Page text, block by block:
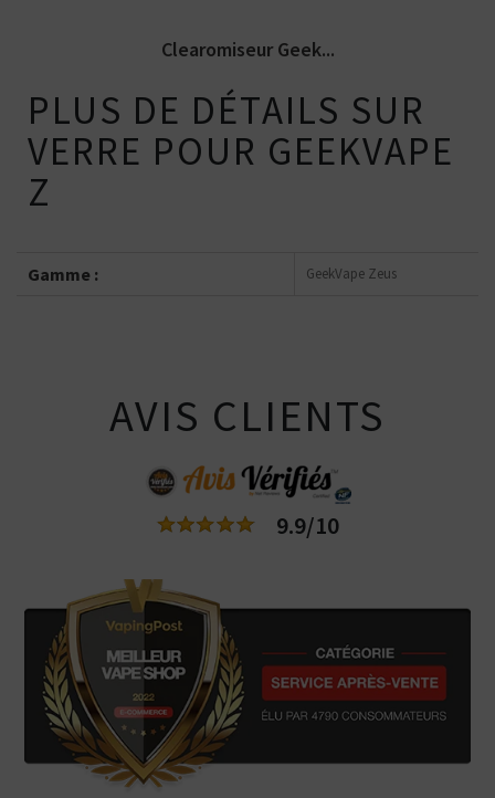
Clearomiseur Geek...
PLUS DE DÉTAILS SUR
VERRE POUR GEEKVAPE
Z
Gamme : GeekVape Zeus
AVIS CLIENTS
9.9/10